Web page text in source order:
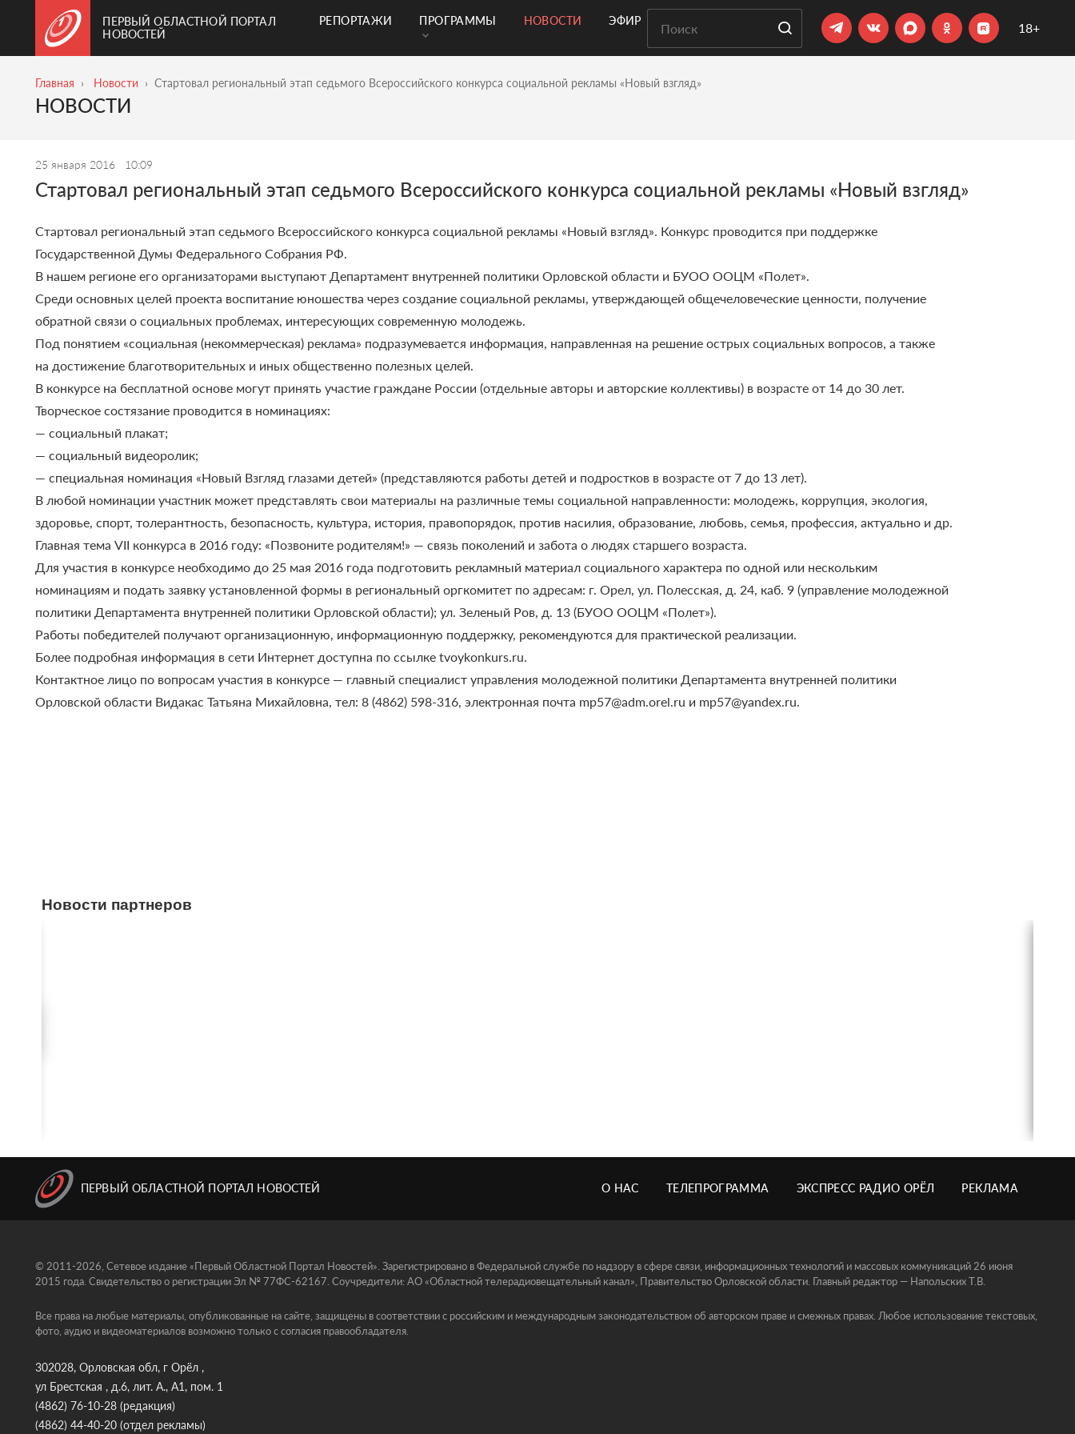
ПЕРВЫЙ ОБЛАСТНОЙ ПОРТАЛ
НОВОСТЕЙ
РЕПОРТАЖИ ПРОГРАММЫ НОВОСТИ ЭФИР 18+
Главная Новости Стартовал региональный этап седьмого Всероссийского конкурса социальной рекламы «Новый взгляд»
НОВОСТИ
25 января 2016 10:09
Стартовал региональный этап седьмого Всероссийского конкурса социальной рекламы «Новый взгляд»
Стартовал региональный этап седьмого Всероссийского конкурса социальной рекламы «Новый взгляд». Конкурс проводится при поддержке
Государственной Думы Федерального Собрания РФ.
В нашем регионе его организаторами выступают Департамент внутренней политики Орловской области и БУОО ООЦМ «Полет».
Среди основных целей проекта воспитание юношества через создание социальной рекламы, утверждающей общечеловеческие ценности, получение
обратной связи о социальных проблемах, интересующих современную молодежь.
Под понятием «социальная (некоммерческая) реклама» подразумевается информация, направленная на решение острых социальных вопросов, а также
на достижение благотворительных и иных общественно полезных целей.
В конкурсе на бесплатной основе могут принять участие граждане России (отдельные авторы и авторские коллективы) в возрасте от 14 до 30 лет.
Творческое состязание проводится в номинациях:
— социальный плакат;
— социальный видеоролик;
— специальная номинация «Новый Взгляд глазами детей» (представляются работы детей и подростков в возрасте от 7 до 13 лет).
В любой номинации участник может представлять свои материалы на различные темы социальной направленности: молодежь, коррупция, экология,
здоровье, спорт, толерантность, безопасность, культура, история, правопорядок, против насилия, образование, любовь, семья, профессия, актуально и др.
Главная тема VII конкурса в 2016 году: «Позвоните родителям!» — связь поколений и забота о людях старшего возраста.
Для участия в конкурсе необходимо до 25 мая 2016 года подготовить рекламный материал социального характера по одной или нескольким
номинациям и подать заявку установленной формы в региональный оргкомитет по адресам: г. Орел, ул. Полесская, д. 24, каб. 9 (управление молодежной
политики Департамента внутренней политики Орловской области); ул. Зеленый Ров, д. 13 (БУОО ООЦМ «Полет»).
Работы победителей получают организационную, информационную поддержку, рекомендуются для практической реализации.
Более подробная информация в сети Интернет доступна по ссылке tvoykonkurs.ru.
Контактное лицо по вопросам участия в конкурсе — главный специалист управления молодежной политики Департамента внутренней политики
Орловской области Видакас Татьяна Михайловна, тел: 8 (4862) 598-316, электронная почта mp57@adm.orel.ru и mp57@yandex.ru.
Новости партнеров
ПЕРВЫЙ ОБЛАСТНОЙ ПОРТАЛ НОВОСТЕЙ О НАС ТЕЛЕПРОГРАММА ЭКСПРЕСС РАДИО ОРЁЛ РЕКЛАМА
© 2011-2026, Сетевое издание «Первый Областной Портал Новостей». Зарегистрировано в Федеральной службе по надзору в сфере связи, информационных технологий и массовых коммуникаций 26 июня
2015 года. Свидетельство о регистрации Эл № 77ФС-62167. Соучредители: АО «Областной телерадиовещательный канал», Правительство Орловской области. Главный редактор — Напольских Т.В.
Все права на любые материалы, опубликованные на сайте, защищены в соответствии с российским и международным законодательством об авторском праве и смежных правах. Любое использование текстовых,
фото, аудио и видеоматериалов возможно только с согласия правообладателя.
302028, Орловская обл, г Орёл ,
ул Брестская , д.6, лит. А., А1, пом. 1
(4862) 76-10-28 (редакция)
(4862) 44-40-20 (отдел рекламы)